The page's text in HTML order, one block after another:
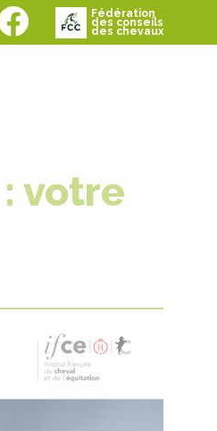
Fédération
des conseils
des chevaux
votre